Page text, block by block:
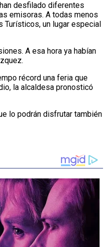
desfilado diferentes
emisoras. A todas menos
Turísticos, un lugar especial
A esa hora ya habían
récord una feria que
la alcaldesa pronosticó
lo podrán disfrutar también